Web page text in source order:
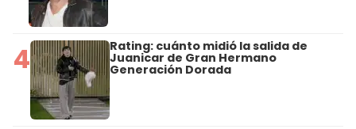
4 Rating: cuánto midió la salida de
Juanicar de Gran Hermano
Generación Dorada